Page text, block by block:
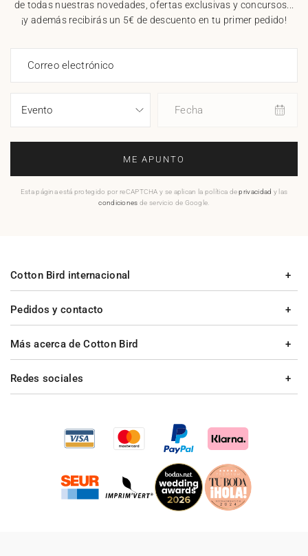
de todas nuestras novedades, ofertas exclusivas y concursos...
¡y además recibirás un 5€ de descuento en tu primer pedido!
Correo electrónico
Fecha
ME APUNTO
Esta página está protegido por reCAPTCHA y se aplican la política deprivacidad y las
condiciones de servicio de Google.
Pedidos y contacto
Más acerca de Cotton Bird
Cotton Bird internacional
Redes sociales